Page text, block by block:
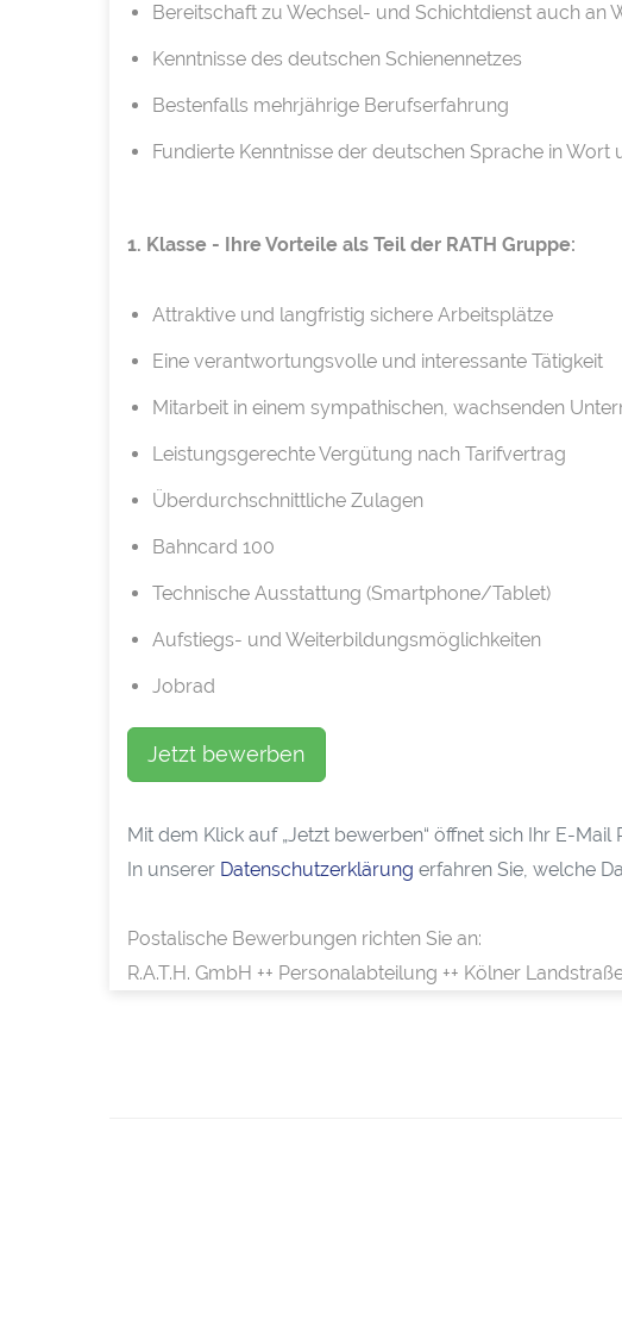
Bereitschaft zu Wechsel- und Schichtdienst auch an
Kenntnisse des deutschen Schienennetzes
Bestenfalls mehrjährige Berufserfahrung
Fundierte Kenntnisse der deutschen Sprache in Wort
1. Klasse - Ihre Vorteile als Teil der RATH Gruppe:
Attraktive und langfristig sichere Arbeitsplätze
Eine verantwortungsvolle und interessante Tätigkeit
Mitarbeit in einem sympathischen, wachsenden
Leistungsgerechte Vergütung nach Tarifvertrag
Überdurchschnittliche Zulagen
Bahncard 100
Technische Ausstattung (Smartphone/Tablet)
Aufstiegs- und Weiterbildungsmöglichkeiten
Jobrad
Jetzt bewerben
Mit dem Klick auf „Jetzt bewerben“ öffnet sich Ihr E-
In unserer Datenschutzerklärung erfahren Sie, welche
Postalische Bewerbungen richten Sie an:
R.A.T.H. GmbH ++ Personalabteilung ++ Kölner